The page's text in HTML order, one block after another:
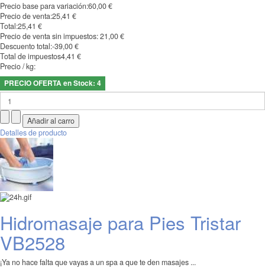
Precio base para variación:60,00 €
Precio de venta:25,41 €
Total:25,41 €
Precio de venta sin impuestos:21,00 €
Descuento total:-39,00 €
Total de impuestos4,41 €
Precio / kg:
PRECIO OFERTA en Stock: 4
Detalles de producto
Hidromasaje para Pies Tristar
VB2528
¡Ya no hace falta que vayas a un spa a que te den masajes ...